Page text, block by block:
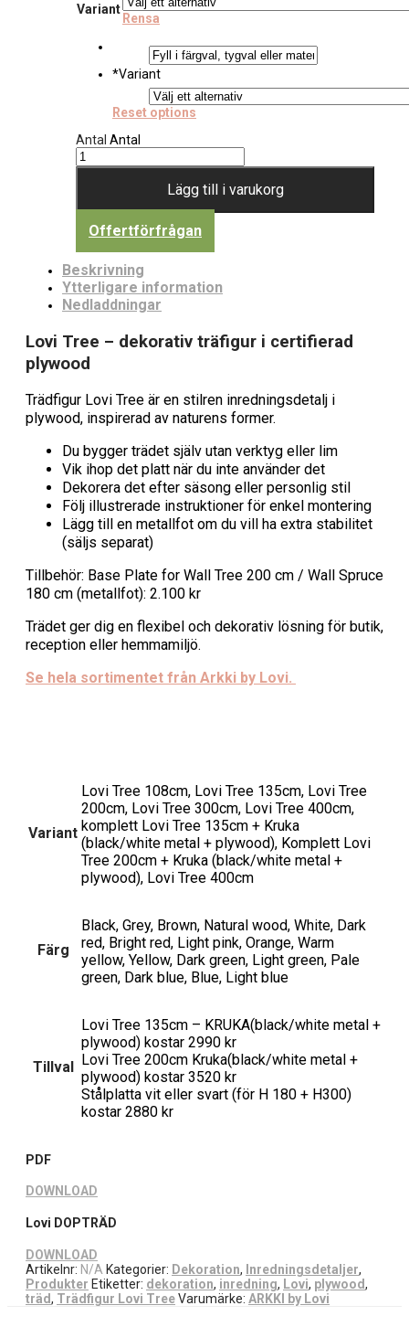
Variant
Rensa
*Variant
Reset options
Antal Antal
Lägg till i varukorg
Offertförfrågan
Beskrivning
Ytterligare information
Nedladdningar
Lovi Tree – dekorativ träfigur i certifierad
plywood
Trädfigur Lovi Tree är en stilren inredningsdetalj i
plywood, inspirerad av naturens former.
Du bygger trädet själv utan verktyg eller lim
Vik ihop det platt när du inte använder det
Dekorera det efter säsong eller personlig stil
Följ illustrerade instruktioner för enkel montering
Lägg till en metallfot om du vill ha extra stabilitet
(säljs separat)
Tillbehör: Base Plate for Wall Tree 200 cm / Wall Spruce
180 cm (metallfot): 2.100 kr
Trädet ger dig en flexibel och dekorativ lösning för butik,
reception eller hemmamiljö.
Se hela sortimentet från Arkki by Lovi.
Variant
Lovi Tree 108cm, Lovi Tree 135cm, Lovi Tree
200cm, Lovi Tree 300cm, Lovi Tree 400cm,
komplett Lovi Tree 135cm + Kruka
(black/white metal + plywood), Komplett Lovi
Tree 200cm + Kruka (black/white metal +
plywood), Lovi Tree 400cm
Färg
Black, Grey, Brown, Natural wood, White, Dark
red, Bright red, Light pink, Orange, Warm
yellow, Yellow, Dark green, Light green, Pale
green, Dark blue, Blue, Light blue
Tillval
Lovi Tree 135cm – KRUKA(black/white metal +
plywood) kostar 2990 kr
Lovi Tree 200cm Kruka(black/white metal +
plywood) kostar 3520 kr
Stålplatta vit eller svart (för H 180 + H300)
kostar 2880 kr
PDF
DOWNLOAD
Lovi DOPTRÄD
DOWNLOAD
Artikelnr: N/A Kategorier: Dekoration, Inredningsdetaljer,
Produkter Etiketter: dekoration, inredning, Lovi, plywood,
träd, Trädfigur Lovi TreeVarumärke: ARKKI by Lovi